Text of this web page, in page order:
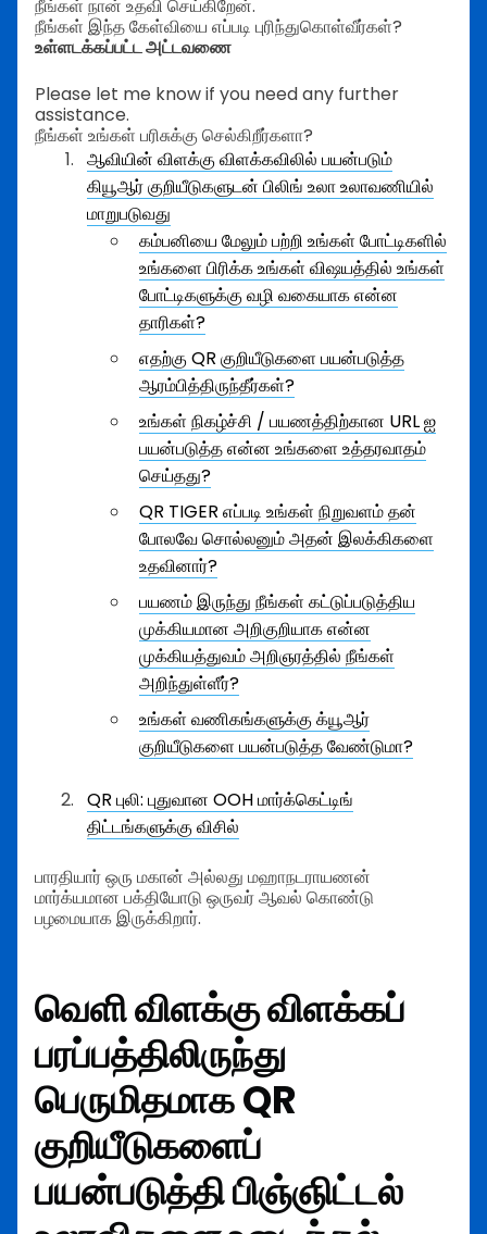
நீங்கள் நான் உதவி செய்கிறேன்.
நீங்கள் இந்த கேள்வியை எப்படி புரிந்துகொள்வீர்கள்?
உள்ளடக்கப்பட்ட அட்டவணை
Please let me know if you need any further
assistance.
நீங்கள் உங்கள் பரிசுக்கு செல்கிறீர்களா?
ஆவியின் விளக்கு விளக்கவிலில் பயன்படும்
கியூஆர் குறியீடுகளுடன் பிலிங் உலா உலாவணியில்
மாறுபடுவது
கம்பனியை மேலும் பற்றி உங்கள் போட்டிகளில்
உங்களை பிரிக்க உங்கள் விஷயத்தில் உங்கள்
போட்டிகளுக்கு வழி வகையாக என்ன
தாரிகள்?
எதற்கு QR குறியீடுகளை பயன்படுத்த
ஆரம்பித்திருந்தீர்கள்?
உங்கள் நிகழ்ச்சி / பயணத்திற்கான URL ஐ
பயன்படுத்த என்ன உங்களை உத்தரவாதம்
செய்தது?
QR TIGER எப்படி உங்கள் நிறுவளம் தன்
போலவே சொல்லனும் அதன் இலக்கிகளை
உதவினார்?
பயணம் இருந்து நீங்கள் கட்டுப்படுத்திய
முக்கியமான அறிகுறியாக என்ன
முக்கியத்துவம் அறிஞரத்தில் நீங்கள்
அறிந்துள்ளீர்?
உங்கள் வணிகங்களுக்கு க்யூஆர்
குறியீடுகளை பயன்படுத்த வேண்டுமா?
QR புலி: புதுவான OOH மார்க்கெட்டிங்
திட்டங்களுக்கு விசில்
பாரதியார் ஒரு மகான் அல்லது மஹாநடராயணன்
மார்க்யமான பக்தியோடு ஒருவர் ஆவல் கொண்டு
பழமையாக இருக்கிறார்.
வெளி விளக்கு விளக்கப்
பரப்பத்திலிருந்து
பெருமிதமாக QR
குறியீடுகளைப்
பயன்படுத்தி பிஞ்ஞிட்டல்